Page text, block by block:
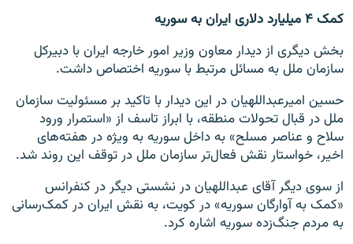
کمک ۴ میلیارد دلاری ایران به سوریه
بخش دیگری از دیدار معاون وزیر امور خارجه ایران با دبیرکل
سازمان ملل به مسائل مرتبط با سوریه اختصاص داشت.
حسین امیرعبداللهیان در این دیدار با تاکید بر مسئولیت سازمان
ملل در قبال تحولات منطقه، با ابراز تاسف از «استمرار ورود
سلاح و عناصر مسلح» به داخل سوریه به ویژه در هفته‌های
اخیر، خواستار نقش فعال‌تر سازمان ملل در توقف این روند شد.
از سوی دیگر آقای عبداللهیان در نشستی دیگر در کنفرانس
«کمک به آوارگان سوریه» در کویت، به نقش ایران در کمک‌رسانی
به مردم جنگ‌زده سوریه اشاره کرد.